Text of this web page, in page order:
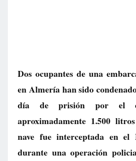
Dos ocupantes de una
en Almería han sido
día de prisión por el
aproximadamente 1.500
nave fue interceptada en
durante una operación